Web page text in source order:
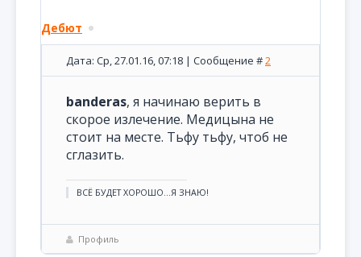
Дебют
Дата: Ср, 27.01.16, 07:18 | Сообщение #2
banderas, я начинаю верить в
скорое излечение. Медицына не
стоит на месте. Тьфу тьфу, чтоб не
сглазить.
ВСЁ БУДЕТ ХОРОШО...Я ЗНАЮ!
Профиль